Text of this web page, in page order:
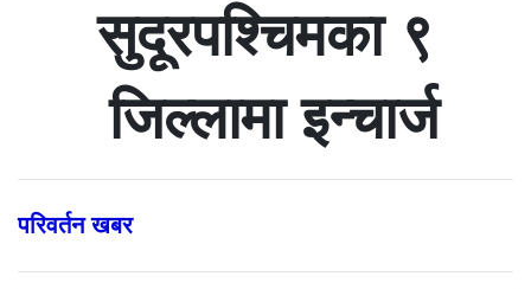
सुदूरपश्चिमका ९
जिल्लामा इन्चार्ज
परिवर्तन खबर